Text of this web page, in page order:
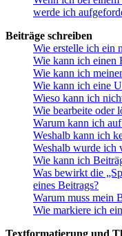
werde ich
Beiträge schreiben
Wie erstelle ich ein
Wie kann ich einen
Wie kann ich
Wie kann ich eine
Wieso kann ich
Wie bearbeite oder
Warum kann ich
Weshalb kann ich
Weshalb wurde ich
Wie kann ich
Was bewirkt die
eines Beitrags?
Warum muss mein
Wie markiere ich
Textformatierung und